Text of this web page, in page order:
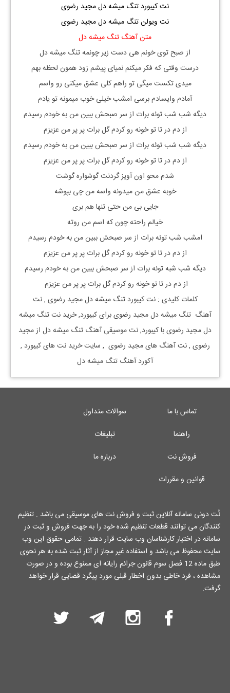
نت کیبورد تنگ میشه دل مجید رضوی
نت ویولن تنگ میشه دل مجید رضوی
متن آهنگ تنگ میشه دل
از صبح توی خونم هی دست زیر چونمه تنگ میشه دل
درست وقتی که فکر میکنم نمیای پیشم زود همون لحظه بهم
میدی تکست میگی تو راهم کلی عشق میکنی رو واسم
آمادم وایسادم برسی امشب خیلی خوب میمونه تو یادم
دیگه شب شب توئه برات از سر صبحش ببین من به خودم رسیدم
از دم در تا تو خونه رو کردم گل برات پر پر من عزیزم
دیگه شب شب توئه برات از سر صبحش ببین من به خودم رسیدم
از دم در تا تو خونه رو کردم گل برات پر پر من عزیزم
شدم محو اون آویز گردنت گوشواره گوشت
خوبه عشق من میدونه واسه من چی بپوشه
جایی بی من حتی تنها هم بری
خیالم راحته چون که اسم من روته
امشب شب توئه برات از سر صبحش ببین من به خودم رسیدم
از دم در تا تو خونه رو کردم گل برات پر پر من عزیزم
دیگه شب شبه توئه برات از سر صبحش ببین من به خودم رسیدم
از دم در تا تو خونه رو کردم گل برات پر پر من عزیزم
کلمات کلیدی : نتکیبورد تنگ میشه دلمجید رضوی , نت
آهنگ تنگ میشه دلمجید رضویبرایکیبورد, خرید نتتنگ میشه
دلمجید رضویباکیبورد, نت موسیقی آهنگ تنگ میشه دل ازمجید
رضوی , نت آهنگ هایمجید رضوی , سایت خرید نت هایکیبورد ,
آکورد آهنگ تنگ میشه دل
تماس با ما
سوالات متداول
راهنما
تبلیغات
فروش نت
درباره ما
قوانین و مقررات
نُت دونی سامانه آنلاین ثبت و فروش نت های موسیقی می باشد . تنظیم
کنندگان می توانند قطعات تنظیم شده خود را به جهت فروش و ثبت در
سامانه در اختیار کارشناسان وب سایت قرار دهند . تمامی حقوق این وب
سایت محفوظ می باشد و استفاده غیر مجاز از آثار ثبت شده به هر نحوی
طبق ماده 12 فصل سوم قانون جرائم رایانه ای ممنوع بوده و در صورت
مشاهده ، فرد خاطی بدون اخطار قبلی مورد پیگرد قضایی قرار خواهد
گرفت.